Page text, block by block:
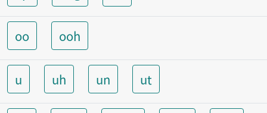
oo ooh
u uh un ut